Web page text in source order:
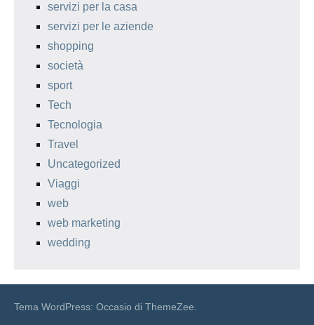
servizi per la casa
servizi per le aziende
shopping
società
sport
Tech
Tecnologia
Travel
Uncategorized
Viaggi
web
web marketing
wedding
Tema WordPress: Occasio di ThemeZee.